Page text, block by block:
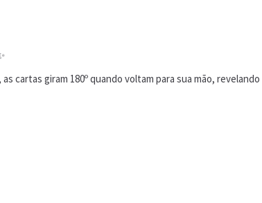
cartas giram 180º quando voltam para sua mão,